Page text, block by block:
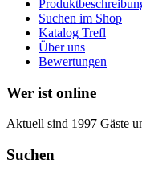
Suchen im Shop
Katalog Trefl
Über uns
Bewertungen
Wer ist online
Aktuell sind 1997 Gäste
Suchen